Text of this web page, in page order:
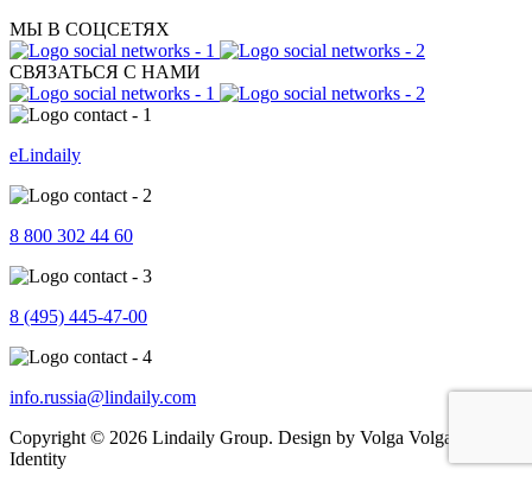
МЫ В СОЦСЕТЯХ
СВЯЗАТЬСЯ С НАМИ
eLindaily
8 800 302 44 60
8 (495) 445-47-00
info.russia@lindaily.com
Copyright © 2026 Lindaily Group. Design by Volga Volga Brand
Identity